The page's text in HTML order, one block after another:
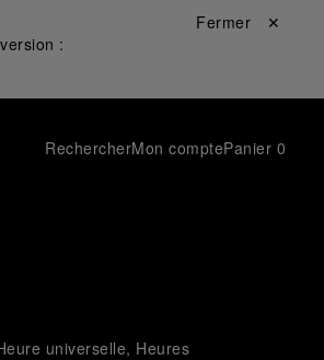
:
Fermer ✕
RechercherMon comptePanier 0
universelle, Heures